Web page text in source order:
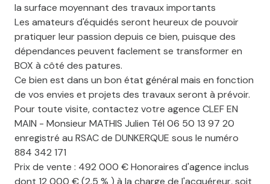
la surface moyennant des travaux importants
Les amateurs d'équidés seront heureux de pouvoir
pratiquer leur passion depuis ce bien, puisque des
dépendances peuvent faclement se transformer en
BOX à côté des patures.
Ce bien est dans un bon état général mais en fonction
de vos envies et projets des travaux seront à prévoir.
Pour toute visite, contactez votre agence CLEF EN
MAIN - Monsieur MATHIS Julien Tél 06 50 13 97 20
enregistré au RSAC de DUNKERQUE sous le numéro
884 342 171
Prix de vente : 492 000 € Honoraires d'agence inclus
dont 12 000 € (2.5 % ) à la charge de l'acquéreur, soit